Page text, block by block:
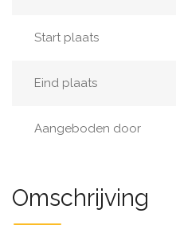
Start plaats
Eind plaats
Aangeboden door
Omschrijving